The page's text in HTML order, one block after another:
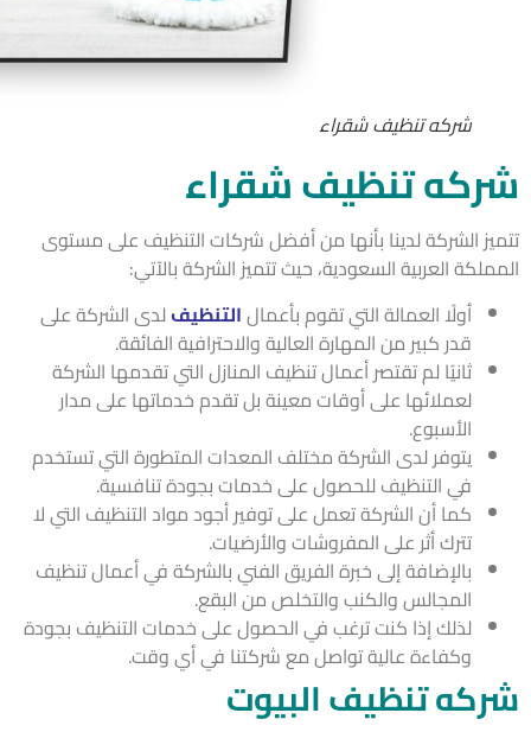
شركه تنظيف شقراء
تنظيف شقراء
الشركة لدينا بأنها من أفضل شركات التنظيف على مستوى
العربية السعودية، حيث تتميز الشركة بالآتي:
أولًا العمالة التي تقوم بأعمالالتنظيفلدى الشركة على
قدر كبير من المهارة العالية والاحترافية الفائقة.
ثانيًا لم تقتصر أعمال تنظيف المنازل التي تقدمها الشركة
لعملائها على أوقات معينة بل تقدم خدماتها على مدار
الأسبوع.
يتوفر لدى الشركة مختلف المعدات المتطورة التي تستخدم
في التنظيف للحصول على خدمات بجودة تنافسية.
كما أن الشركة تعمل على توفير أجود مواد التنظيف التي لا
تترك أثر على المفروشات والأرضيات.
بالإضافة إلى خبرة الفريق الفني بالشركة في أعمال تنظيف
المجالس والكنب والتخلص من البقع.
لذلك إذا كنت ترغب في الحصول على خدمات التنظيف بجودة
وكفاءة عالية تواصل مع شركتنا في أي وقت.
تنظيف البيوت